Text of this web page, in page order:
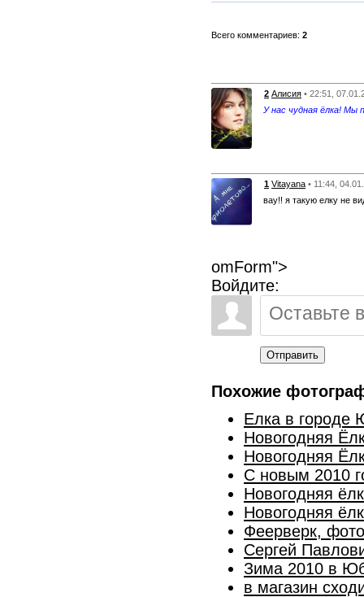
Всего комментариев: 2
2 Алисия • 22:51,
У нас чудная ёлка! Мы
1 Vitayana • 11:44,
вау!! я такую елку не
omForm">
Войдите:
Отправить
Похожие
Елка в городе
Новогодняя
Новогодняя
С новым 2010
Новогодняя
Новогодняя
Феерверк,
Сергей
Зима 2010 в
в магазин